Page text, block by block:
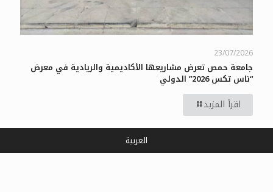
23/07/2026
جامعة حمص تعرض مشاريعها الأكاديمية والريادية في معرض
“ناس تكس 2026” الدولي
اقرأ المزيد
العربية